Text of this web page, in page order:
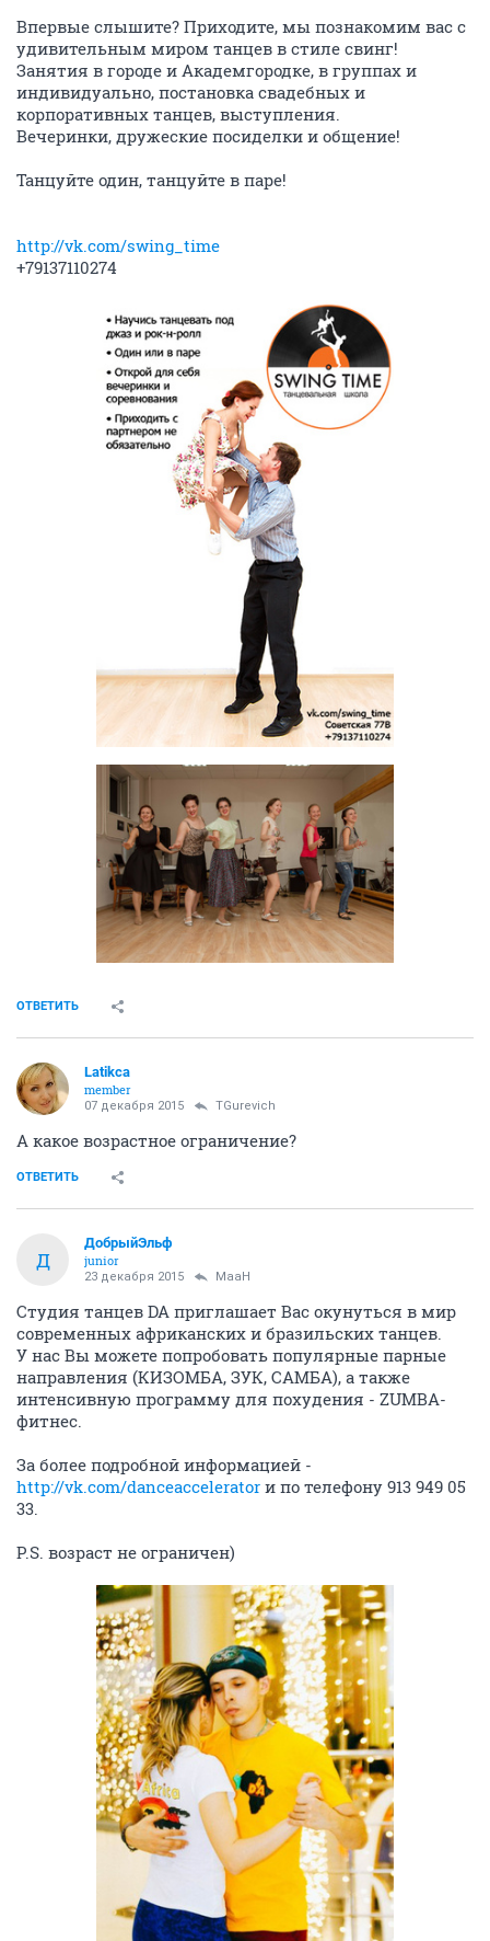
Впервые слышите? Приходите, мы познакомим вас с
удивительным миром танцев в стиле свинг!
Занятия в городе и Академгородке, в группах и
индивидуально, постановка свадебных и
корпоративных танцев, выступления.
Вечеринки, дружеские посиделки и общение!
Танцуйте один, танцуйте в паре!
http://vk.com/swing_time
+79137110274
ОТВЕТИТЬ
Latikca
member
07 декабря 2015 TGurevich
А какое возрастное ограничение?
ОТВЕТИТЬ
Д
ДобрыйЭльф
junior
23 декабря 2015 MaaH
Студия танцев DA приглашает Вас окунуться в мир
современных африканских и бразильских танцев.
У нас Вы можете попробовать популярные парные
направления (КИЗОМБА, ЗУК, САМБА), а также
интенсивную программу для похудения - ZUMBA-
фитнес.
За более подробной информацией -
http://vk.com/danceaccelerator и по телефону 913 949 05
33.
P.S. возраст не ограничен)